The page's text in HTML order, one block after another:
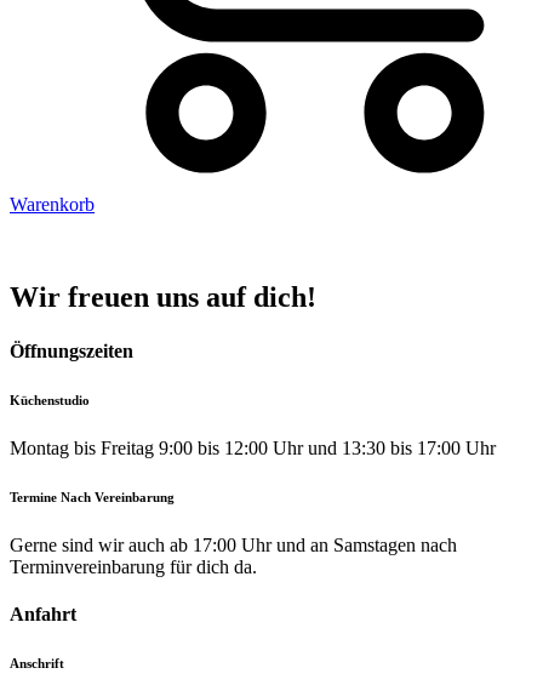
Warenkorb
Wir freuen uns auf dich!
Öffnungszeiten
Küchenstudio
Montag bis Freitag 9:00 bis 12:00 Uhr und 13:30 bis 17:00 Uhr
Termine Nach Vereinbarung
Gerne sind wir auch ab 17:00 Uhr und an Samstagen nach
Terminvereinbarung für dich da.
Anfahrt
Anschrift